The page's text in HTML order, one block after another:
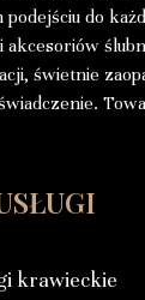
do
świetnie
krawieckie